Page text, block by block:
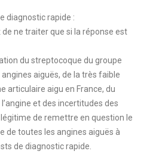
diagnostic rapide :
ne traiter que si la réponse est
du streptocoque du groupe
aiguës, de la très faible
articulaire aigu en France, du
et des incertitudes des
de remettre en question le
de toutes les angines aiguës à
de diagnostic rapide.